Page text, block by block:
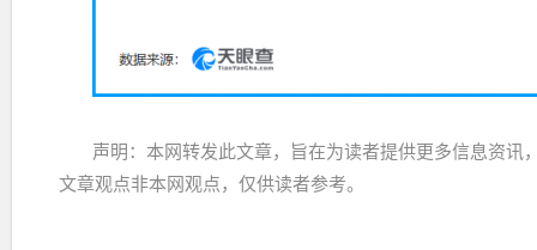
声明：本网转发此文章，旨在为读者提供更多信息资
文章观点非本网观点，仅供读者参考。